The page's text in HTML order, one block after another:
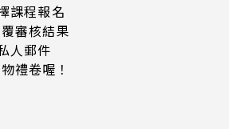
課程報名
審核結果
人郵件
禮卷喔！